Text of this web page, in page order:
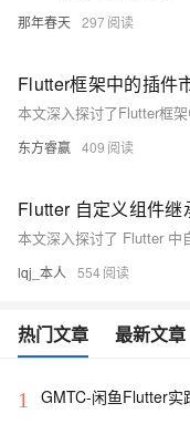
那年春天 297
东方睿赢 409
Flutter 自定义组件
lqj_本人 554
热门文章 最新文章
1 GMTC-闲鱼Flutter实